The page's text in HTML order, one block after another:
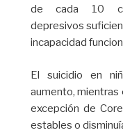
de cada 10
depresivos
incapacidad
El suicidio en
aumento, mientras
excepción de
estables o